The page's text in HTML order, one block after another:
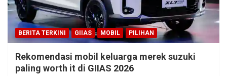
BERITA TERKINI GIIAS MOBIL PILIHAN
Rekomendasi mobil keluarga merek suzuki
paling worth it di GIIAS 2026